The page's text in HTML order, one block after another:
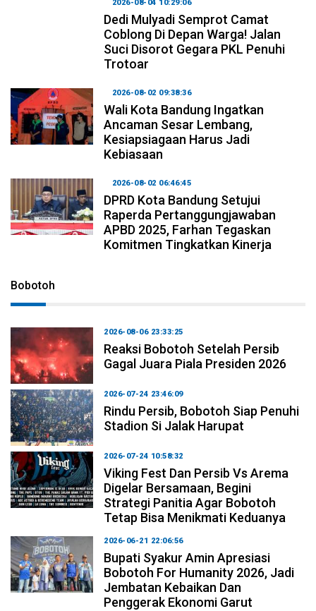
2026-08-04 10:29:06
Dedi Mulyadi Semprot Camat
Coblong Di Depan Warga! Jalan
Suci Disorot Gegara PKL Penuhi
Trotoar
2026-08-02 09:38:36
Wali Kota Bandung Ingatkan
Ancaman Sesar Lembang,
Kesiapsiagaan Harus Jadi
Kebiasaan
2026-08-02 06:46:45
DPRD Kota Bandung Setujui
Raperda Pertanggungjawaban
APBD 2025, Farhan Tegaskan
Komitmen Tingkatkan Kinerja
Bobotoh
2026-08-06 23:33:25
Reaksi Bobotoh Setelah Persib
Gagal Juara Piala Presiden 2026
2026-07-24 23:46:09
Rindu Persib, Bobotoh Siap Penuhi
Stadion Si Jalak Harupat
2026-07-24 10:58:32
Viking Fest Dan Persib Vs Arema
Digelar Bersamaan, Begini
Strategi Panitia Agar Bobotoh
Tetap Bisa Menikmati Keduanya
2026-06-21 22:06:56
Bupati Syakur Amin Apresiasi
Bobotoh For Humanity 2026, Jadi
Jembatan Kebaikan Dan
Penggerak Ekonomi Garut